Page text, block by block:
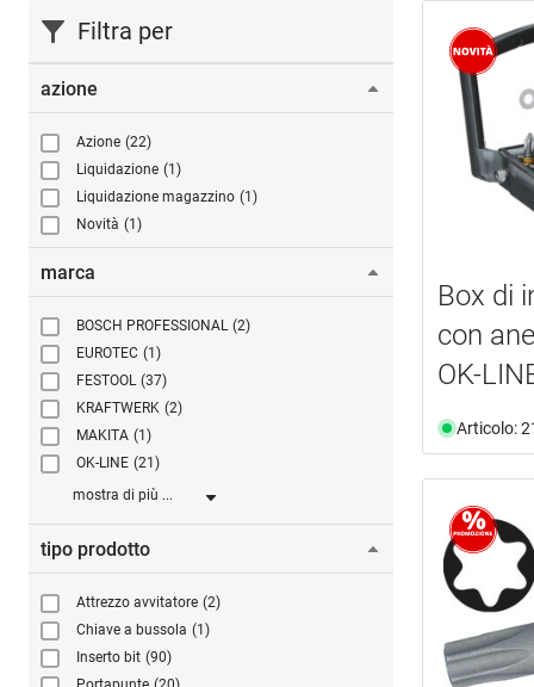
Filtra per
azione
Azione (22)
Liquidazione (1)
Liquidazione magazzino (1)
Novità (1)
marca
BOSCH PROFESSIONAL (2)
EUROTEC (1)
FESTOOL (37)
KRAFTWERK (2)
MAKITA (1)
OK-LINE (21)
mostra di più ...
tipo prodotto
Attrezzo avvitatore (2)
Chiave a bussola (1)
Inserto bit (90)
Box di
con
OK-
Articolo: